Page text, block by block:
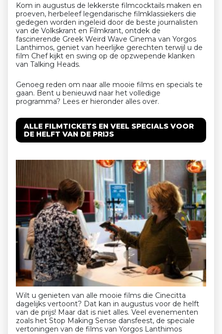
Kom in augustus de lekkerste filmcocktails maken en
proeven, herbeleef legendarische filmklassiekers die
gedegen worden ingeleid door de beste journalisten
van de Volkskrant en Filmkrant, ontdek de
fascinerende Greek Weird Wave Cinema van Yorgos
Lanthimos, geniet van heerlijke gerechten terwijl u de
film Chef kijkt en swing op de opzwepende klanken
van Talking Heads.
Genoeg reden om naar alle mooie films en specials te
gaan. Bent u benieuwd naar het volledige
programma? Lees er hieronder alles over.
ALLE FILMTICKETS EN VEEL SPECIALS VOOR
DE HELFT VAN DE PRIJS
Wilt u genieten van alle mooie films die Cinecitta
dagelijks vertoont? Dat kan in augustus voor de helft
van de prijs! Maar dat is niet alles. Veel evenementen
zoals het Stop Making Sense dansfeest, de speciale
vertoningen van de films van Yorgos Lanthimos